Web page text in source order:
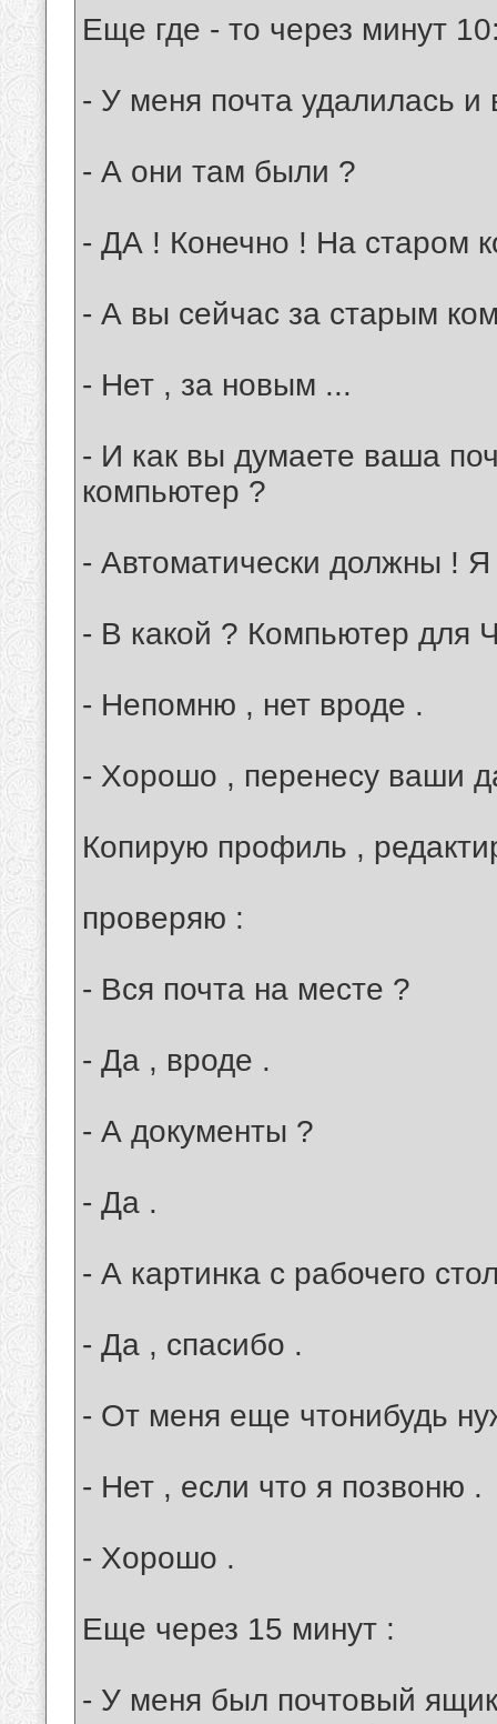
Еще где - то через минут
- У меня почта удалилась
- А они там были ?
- ДА ! Конечно ! На старом
- А вы сейчас за старым
- Нет , за новым ...
- И как вы думаете ваша
компьютер ?
- Автоматически должны !
- В какой ? Компьютер
- Непомню , нет вроде .
- Хорошо , перенесу ваши
Копирую профиль ,
проверяю :
- Вся почта на месте ?
- Да , вроде .
- А документы ?
- Да .
- А картинка с рабочего
- Да , спасибо .
- От меня еще чтонибудь
- Нет , если что я позвоню .
- Хорошо .
Еще через 15 минут :
- У меня был почтовый